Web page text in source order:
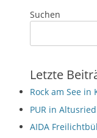
Suchen
Letzte
Rock am See in
PUR in Altusried
AIDA